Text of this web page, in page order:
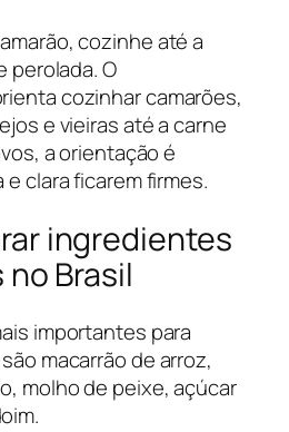
cozinhe até a
perolada. O
cozinhar camarões,
e vieiras até a carne
a orientação é
clara ficarem firmes.
ingredientes
Brasil
importantes para
macarrão de arroz,
molho de peixe, açúcar